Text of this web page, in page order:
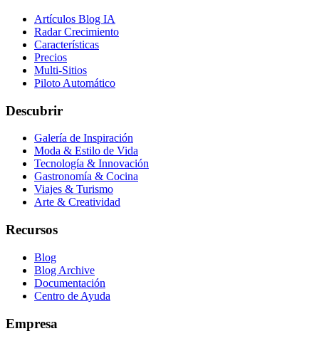
Artículos Blog IA
Radar Crecimiento
Características
Precios
Multi-Sitios
Piloto Automático
Descubrir
Galería de Inspiración
Moda & Estilo de Vida
Tecnología & Innovación
Gastronomía & Cocina
Viajes & Turismo
Arte & Creatividad
Recursos
Blog
Blog Archive
Documentación
Centro de Ayuda
Empresa